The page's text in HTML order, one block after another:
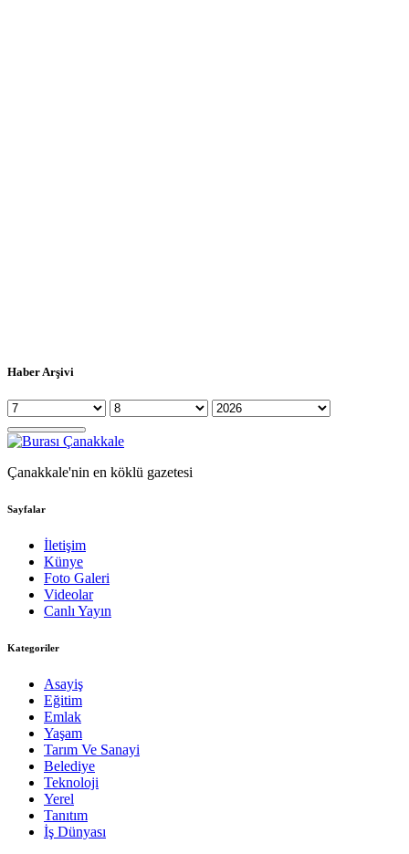
Haber Arşivi
Çanakkale'nin en köklü gazetesi
Sayfalar
İletişim
Künye
Foto Galeri
Videolar
Canlı Yayın
Kategoriler
Asayiş
Eğitim
Emlak
Yaşam
Tarım Ve Sanayi
Belediye
Teknoloji
Yerel
Tanıtım
İş Dünyası